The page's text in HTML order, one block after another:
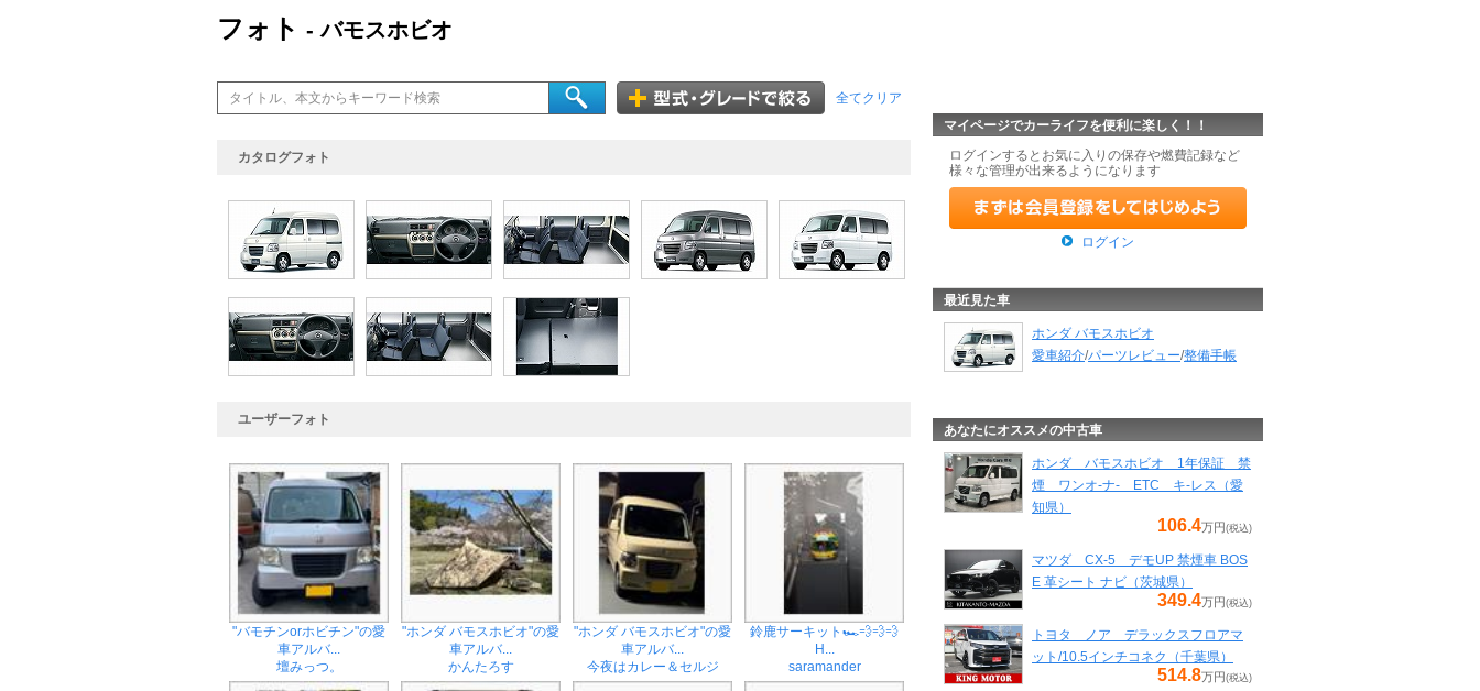
フォト - バモスホビオ
全てクリア
カタログフォト
ユーザーフォト
"バモチンorホビチン"の愛
車アルバ...
壇みっつ。
"ホンダ バモスホビオ"の愛
車アルバ...
かんたろす
"ホンダ バモスホビオ"の愛
車アルバ...
今夜はカレー＆セルジ
鈴鹿サーキット🏎💨💨💨
H...
saramander
マイページでカーライフを便利に楽しく！！
ログインするとお気に入りの保存や燃費記録など
様々な管理が出来るようになります
ログイン
最近見た車
ホンダ バモスホビオ
愛車紹介/パーツレビュー/整備手帳
あなたにオススメの中古車
ホンダ バモスホビオ 1年保証 禁
煙 ワンオ-ナ- ETC キ-レス（愛
知県）
106.4万円 (税込)
マツダ CX-5 デモUP 禁煙車 BOS
E 革シート ナビ（茨城県）
349.4万円 (税込)
トヨタ ノア デラックスフロアマ
ット/10.5インチコネク（千葉県）
514.8万円 (税込)